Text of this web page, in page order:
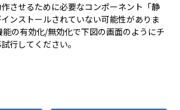
させるために必要なコンポーネント「静
ンストールされていない可能性がありま
の有効化/無効化で下図の画面のようにチ
行してください。